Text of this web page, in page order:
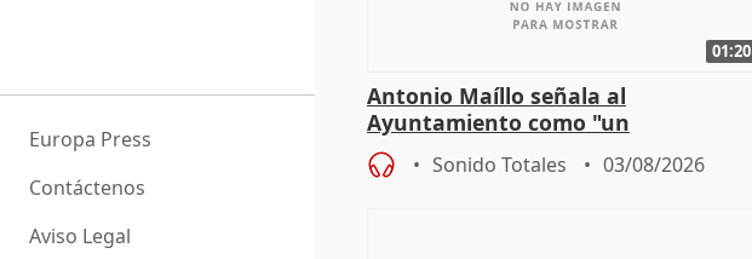
Europa Press
Contáctenos
Aviso Legal
01:20
Antonio Maíllo señala al
Ayuntamiento como "un
especulador más" sobre viviendas de
Jiménez Becerril
Sonido Totales 03/08/2026